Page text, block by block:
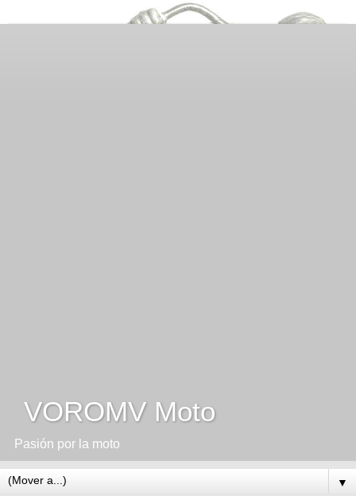
VOROMV Moto
Pasión por la moto
▼